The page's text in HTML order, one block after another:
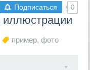
Подписаться 0
пример,фото